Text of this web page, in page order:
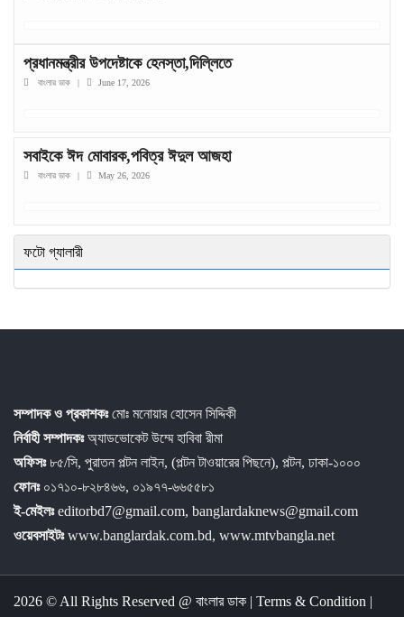
প্রধানমন্ত্রীর উপদেষ্টাকে হেনস্তা,দিল্লিতে
বাংলার ডাক | June 17, 2026
সবাইকে ঈদ মোবারক,পবিত্র ঈদুল আজহা
বাংলার ডাক | May 26, 2026
ফটো গ্যালারী
সম্পাদক ও প্রকাশকঃমোঃ মনোয়ার হোসেন সিদ্দিকী
নির্বাহী সম্পাদকঃঅ্যাডভোকেট উম্মে হাবিবা রীমা
অফিসঃ৮৫/সি, পুরাতন পল্টন লাইন, (পল্টন টাওয়ারের পিছনে), পল্টন, ঢাকা-১০০০
ফোনঃ ০১৭১০-৮২৮৪৬৬, ০১৯৭৭-৬৬৫৫৮১
ই-মেইলঃeditorbd7@gmail.com, banglardaknews@gmail.com
ওয়েবসাইটঃwww.banglardak.com.bd, www.mtvbangla.net
2026 © All Rights Reserved @ বাংলার ডাক | Terms & Condition |